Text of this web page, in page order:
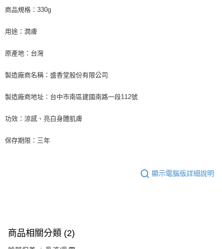
商品規格：330g
用途：潤膚
原產地：台灣
製造廠商名稱：盛香堂股份有限公司
製造廠商地址：台中市南區建國南路一段112號
功效：涼感、亮白身體肌膚
保存期限：三年
顯示電腦版詳細說明
商品相關分類 (2)